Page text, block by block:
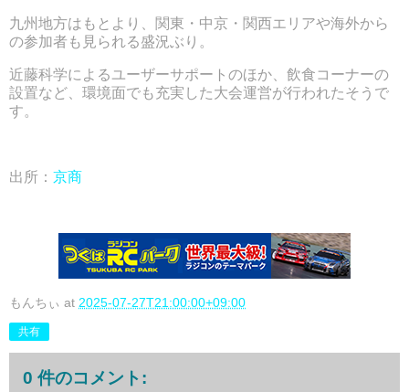
九州地方はもとより、関東・中京・関西エリアや海外から
の参加者も見られる盛況ぶり。
近藤科学によるユーザーサポートのほか、飲食コーナーの
設置など、環境面でも充実した大会運営が行われたそうで
す。
出所： 京商
もんちぃ at 2025-07-27T21:00:00+09:00
共有
0 件のコメント: